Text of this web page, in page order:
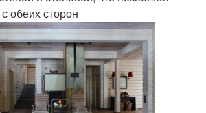
обеих сторон